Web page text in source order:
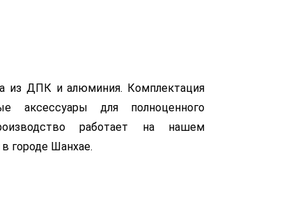
из ДПК и алюминия. Комплектация
аксессуары для полноценного
работает на нашем
городе Шанхае.